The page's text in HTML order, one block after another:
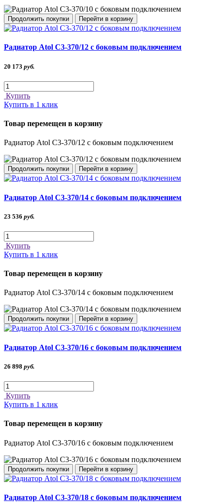
Продолжить покупки Перейти в корзину
Радиатор Atol C3-370/12 с боковым подключением
20 173 руб.
Купить
Купить в 1 клик
Товар перемещен в корзину
Радиатор Atol C3-370/12 с боковым подключением
Продолжить покупки Перейти в корзину
Радиатор Atol C3-370/14 с боковым подключением
23 536 руб.
Купить
Купить в 1 клик
Товар перемещен в корзину
Радиатор Atol C3-370/14 с боковым подключением
Продолжить покупки Перейти в корзину
Радиатор Atol C3-370/16 с боковым подключением
26 898 руб.
Купить
Купить в 1 клик
Товар перемещен в корзину
Радиатор Atol C3-370/16 с боковым подключением
Продолжить покупки Перейти в корзину
Радиатор Atol C3-370/18 с боковым подключением